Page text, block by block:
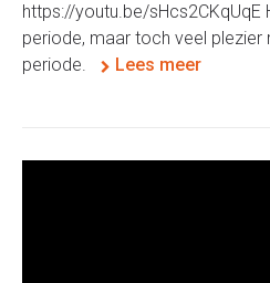
https://youtu.be/sHcs2CKqUqE
periode, maar toch veel plezier
periode.
Lees meer